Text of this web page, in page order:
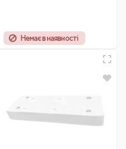
Немає в наявності